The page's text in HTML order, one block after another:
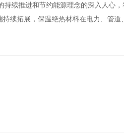
持续推进和节约能源理念的深入人心
续拓展，保温绝热材料在电力、管道